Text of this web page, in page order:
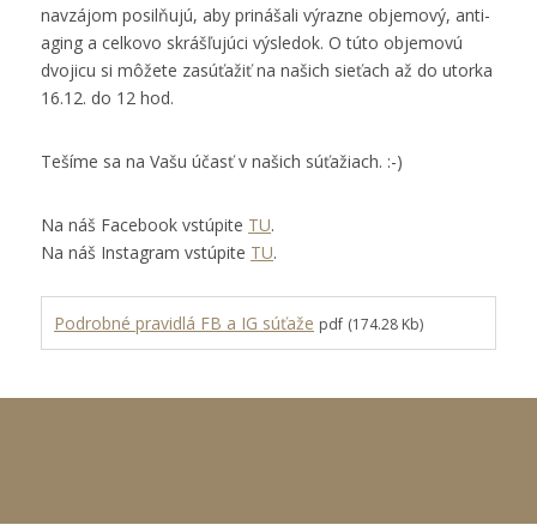
navzájom posilňujú, aby prinášali výrazne objemový, anti-
aging a celkovo skrášľujúci výsledok. O túto objemovú
dvojicu si môžete zasúťažiť na našich sieťach až do utorka
16.12. do 12 hod.
Tešíme sa na Vašu účasť v našich súťažiach. :-)
Na náš Facebook vstúpite TU.
Na náš Instagram vstúpite TU.
Podrobné pravidlá FB a IG súťaže pdf (174.28 Kb)